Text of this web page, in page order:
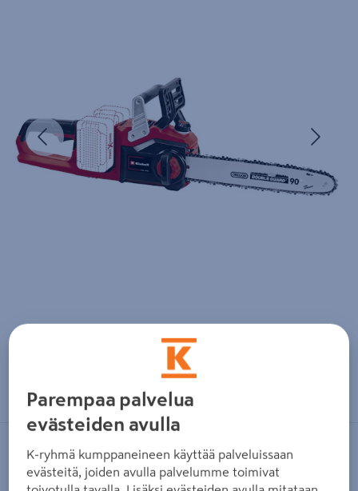
Edellinen
Zoomaa kuvaa sormilla kosketusnäytöllä
Akkuketjusaha Einhell Power X-
EINHELL
Parempaa palvelua
evästeiden avulla
K-ryhmä kumppaneineen käyttää palveluissaan
evästeitä, joiden avulla palvelumme toimivat